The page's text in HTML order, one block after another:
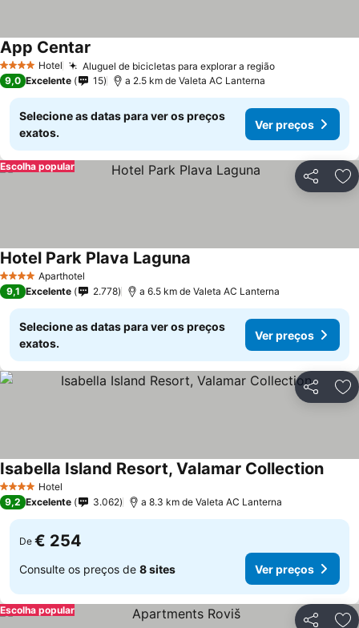
4 EstrelasHotel Aluguel de bicicletas para explorar a região
App Centar
9,0 Excelente 15 a 2.5 km de Valeta AC Lanterna
Selecione as datas para ver os preços
exatos.
Ver preços
Partilhar
Escolha popular
4 EstrelasAparthotel
Hotel Park Plava Laguna
9,1 Excelente 2.778 a 6.5 km de Valeta AC Lanterna
Selecione as datas para ver os preços
exatos.
Ver preços
Partilhar
4 EstrelasHotel
Isabella Island Resort, Valamar Collection
9,2 Excelente 3.062 a 8.3 km de Valeta AC Lanterna
De € 254
Consulte os preços de 8 sites Ver preços
Escolha popular